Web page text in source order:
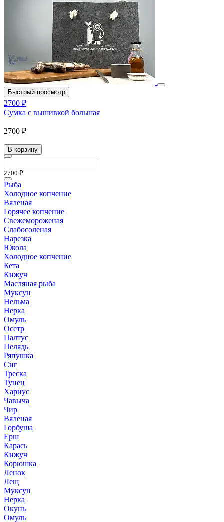
Быстрый просмотр
2700 ₽
Сумка с вышивкой большая
2700 ₽
В корзину
2700 ₽
Рыба
Холодное копчение
Вяленая
Горячее копчение
Свежемороженая
Слабосоленая
Нарезка
Юкола
Холодное копчение
Кета
Кижуч
Масляная рыба
Муксун
Нельма
Нерка
Омуль
Осетр
Палтус
Пелядь
Ряпушка
Сиг
Треска
Тунец
Хариус
Чавыча
Чир
Вяленая
Горбуша
Ерш
Карась
Кижуч
Корюшка
Ленок
Лещ
Муксун
Нерка
Окунь
Омуль